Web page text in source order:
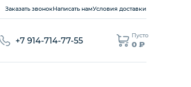
Заказать звонокНаписать намУсловия доставки
+7 914-714-77-55
Пусто
0 ₽